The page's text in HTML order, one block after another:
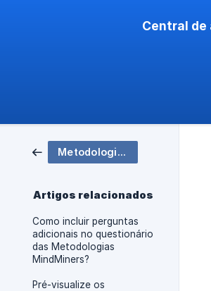
Central de
Metodologias MindMiners
Artigos relacionados
Como incluir perguntas
adicionais no questionário
das Metodologias
MindMiners?
Pré-visualize os